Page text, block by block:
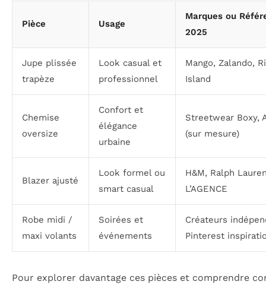
Pièce Usage
Marques ou
2025
Jupe plissée
trapèze
Look casual et
professionnel
Mango, Zalando,
Island
Chemise
oversize
Confort et
élégance
urbaine
Streetwear Boxy,
(sur mesure)
Blazer ajusté
Look formel ou
smart casual
H&M, Ralph
L’AGENCE
Robe midi /
maxi volants
Soirées et
événements
Créateurs
Pinterest
Pour explorer davantage ces pièces et comprendre